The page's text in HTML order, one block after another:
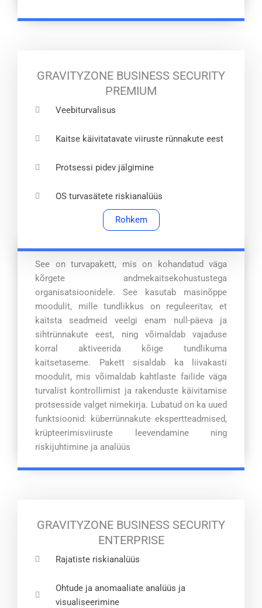
GRAVITYZONE BUSINESS SECURITY
PREMIUM
Veebiturvalisus
Kaitse käivitatavate viiruste rünnakute eest
Protsessi pidev jälgimine
OS turvasätete riskianalüüs
Rohkem
See on turvapakett, mis on kohandatud väga
kõrgete andmekaitsekohustustega
organisatsioonidele. See kasutab masinõppe
moodulit, mille tundlikkus on reguleeritav, et
kaitsta seadmeid veelgi enam null-päeva ja
sihtrünnakute eest, ning võimaldab vajaduse
korral aktiveerida kõige tundlikuma
kaitsetaseme. Pakett sisaldab ka liivakasti
moodulit, mis võimaldab kahtlaste failide väga
turvalist kontrollimist ja rakenduste käivitamise
protsesside valget nimekirja. Lubatud on ka uued
funktsioonid: küberrünnakute ekspertteadmised,
krüpteerimisviiruste leevendamine ning
riskijuhtimine ja analüüs
GRAVITYZONE BUSINESS SECURITY
ENTERPRISE
Rajatiste riskianalüüs
Ohtude ja anomaaliate analüüs ja
visualiseerimine